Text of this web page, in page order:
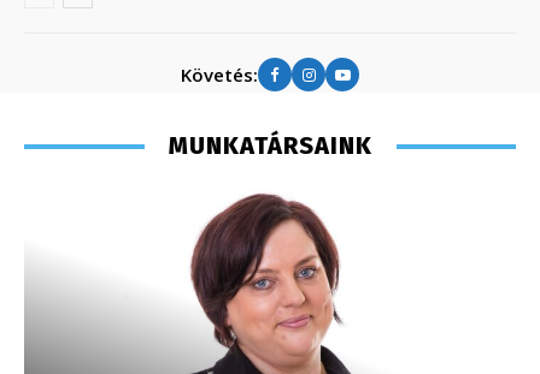
Követés:
MUNKATÁRSAINK